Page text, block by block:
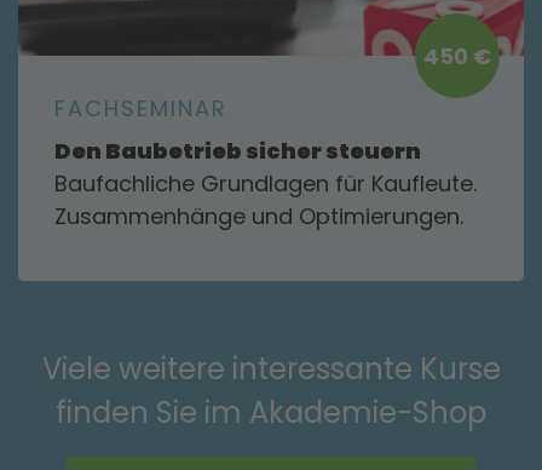
450 €
FACHSEMINAR
Den Baubetrieb sicher steuern
Baufachliche Grundlagen für Kaufleute.
Zusammenhänge und Optimierungen.
Viele weitere interessante Kurse
finden Sie im Akademie-Shop